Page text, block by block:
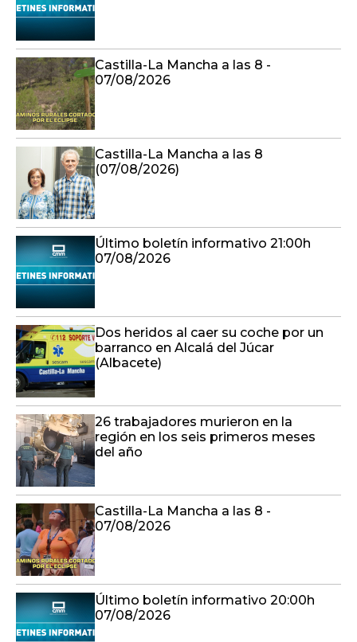
Castilla-La Mancha a las 8 -
07/08/2026
Castilla-La Mancha a las 8
(07/08/2026)
Último boletín informativo 21:00h
07/08/2026
Dos heridos al caer su coche por un
barranco en Alcalá del Júcar
(Albacete)
26 trabajadores murieron en la
región en los seis primeros meses
del año
Castilla-La Mancha a las 8 -
07/08/2026
Último boletín informativo 20:00h
07/08/2026